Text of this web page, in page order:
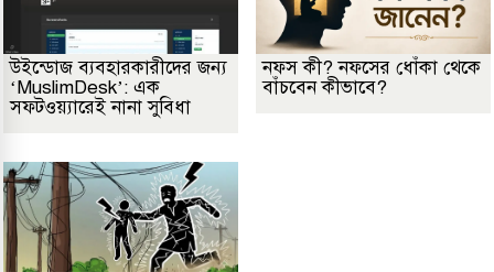
উইন্ডোজ ব্যবহারকারীদের জন্য
‘MuslimDesk’: এক
সফটওয়্যারেই নানা সুবিধা
নফস কী? নফসের ধোঁকা থেকে
বাঁচবেন কীভাবে?